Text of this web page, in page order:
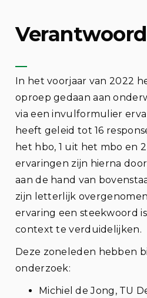
In het voorjaar van 2022
oproep gedaan aan
via een invulformulier
heeft geleid tot 16
het hbo, 1 uit het mbo en
ervaringen zijn hierna
aan de hand van
zijn letterlijk
ervaring een steekwoord
context te verduidelijken.
Deze zoneleden hebben
onderzoek:
Michiel de Jong, TU